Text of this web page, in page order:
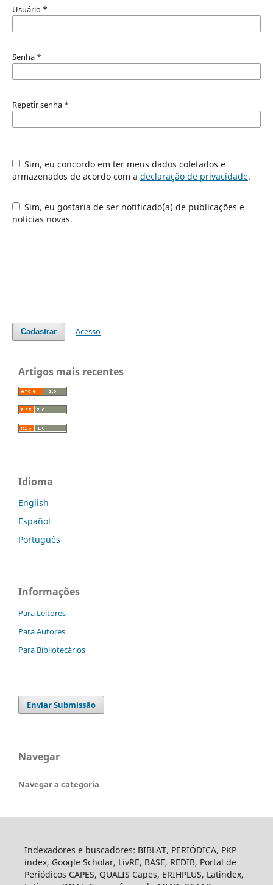
Usuário *
Senha *
Repetir senha *
Sim, eu concordo em ter meus dados coletados e
armazenados de acordo com a declaração de privacidade.
Sim, eu gostaria de ser notificado(a) de publicações e
notícias novas.
Cadastrar Acesso
Artigos mais recentes
Idioma
English
Español
Português
Informações
Para Leitores
Para Autores
Para Bibliotecários
Enviar Submissão
Navegar
Navegar a categoria
Indexadores e buscadores: BIBLAT, PERIÓDICA, PKP
index, Google Scholar, LivRE, BASE, REDIB, Portal de
Periódicos CAPES, QUALIS Capes, ERIHPLUS, Latindex,